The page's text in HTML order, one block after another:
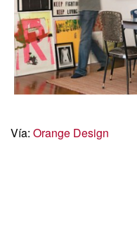
Vía: Orange Design